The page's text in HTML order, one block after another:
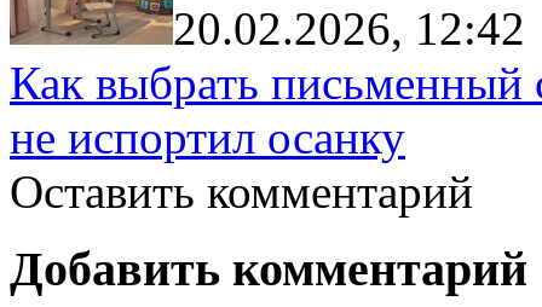
20.02.2026, 12:42
Как выбрать письменный
не испортил осанку
Оставить комментарий
Добавить комментарий